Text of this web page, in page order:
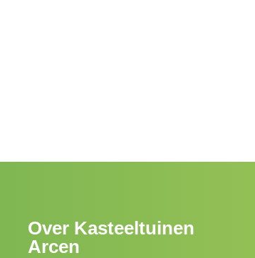
Over Kasteeltuinen
Arcen